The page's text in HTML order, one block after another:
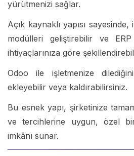
yürütmenizi sağlar.
Açık kaynaklı yapısı
modülleri geliştirebilir ve
ihtiyaçlarınıza göre
Odoo ile işletmenize
ekleyebilir veya kaldırabilirsiniz.
Bu esnek yapı, şirketinize
ve tercihlerine uygun, özel
imkânı sunar.